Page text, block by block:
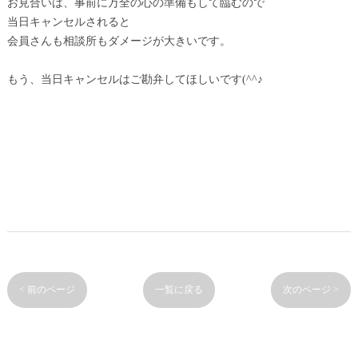
お見合いは、事前に万全の心の準備もして臨むので
当日キャンセルされると
会員さんも相談所もダメージが大きいです。
もう、当日キャンセルはご勘弁してほしいです(^^♪
< 前のページ 一覧に戻る 次のページ >